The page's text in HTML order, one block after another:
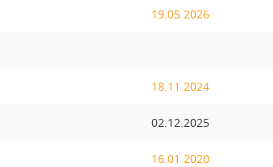
19.05.2026
18.11.2024
02.12.2025
16.01.2020